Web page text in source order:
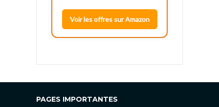
Voir les offres sur Amazon
PAGES IMPORTANTES